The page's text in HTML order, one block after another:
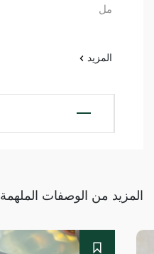
مل
المزيد
المزيد من الوصفات الملهمة